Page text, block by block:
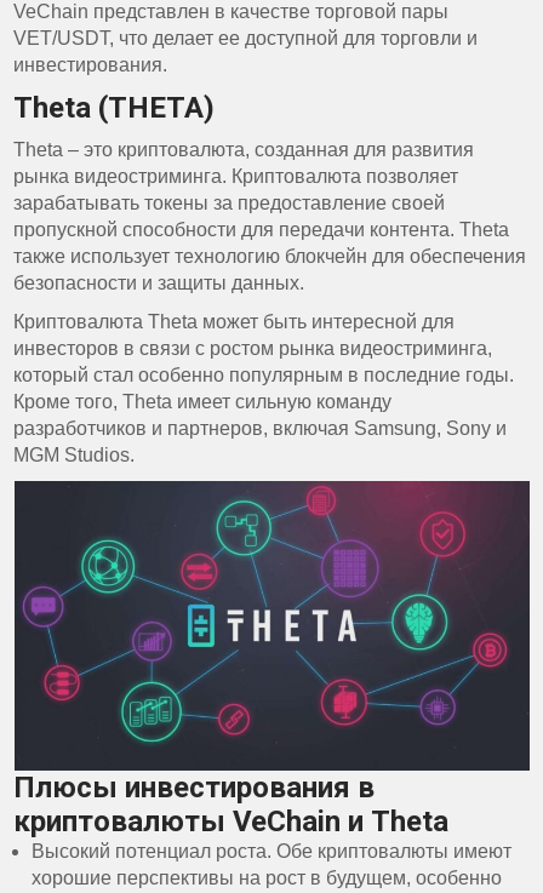
VeChain представлен в качестве торговой пары
VET/USDT, что делает ее доступной для торговли и
инвестирования.
Theta (THETA)
Theta – это криптовалюта, созданная для развития
рынка видеостриминга. Криптовалюта позволяет
зарабатывать токены за предоставление своей
пропускной способности для передачи контента. Theta
также использует технологию блокчейн для обеспечения
безопасности и защиты данных.
Криптовалюта Theta может быть интересной для
инвесторов в связи с ростом рынка видеостриминга,
который стал особенно популярным в последние годы.
Кроме того, Theta имеет сильную команду
разработчиков и партнеров, включая Samsung, Sony и
MGM Studios.
Плюсы инвестирования в
криптовалюты VeChain и Theta
Высокий потенциал роста. Обе криптовалюты имеют
хорошие перспективы на рост в будущем, особенно